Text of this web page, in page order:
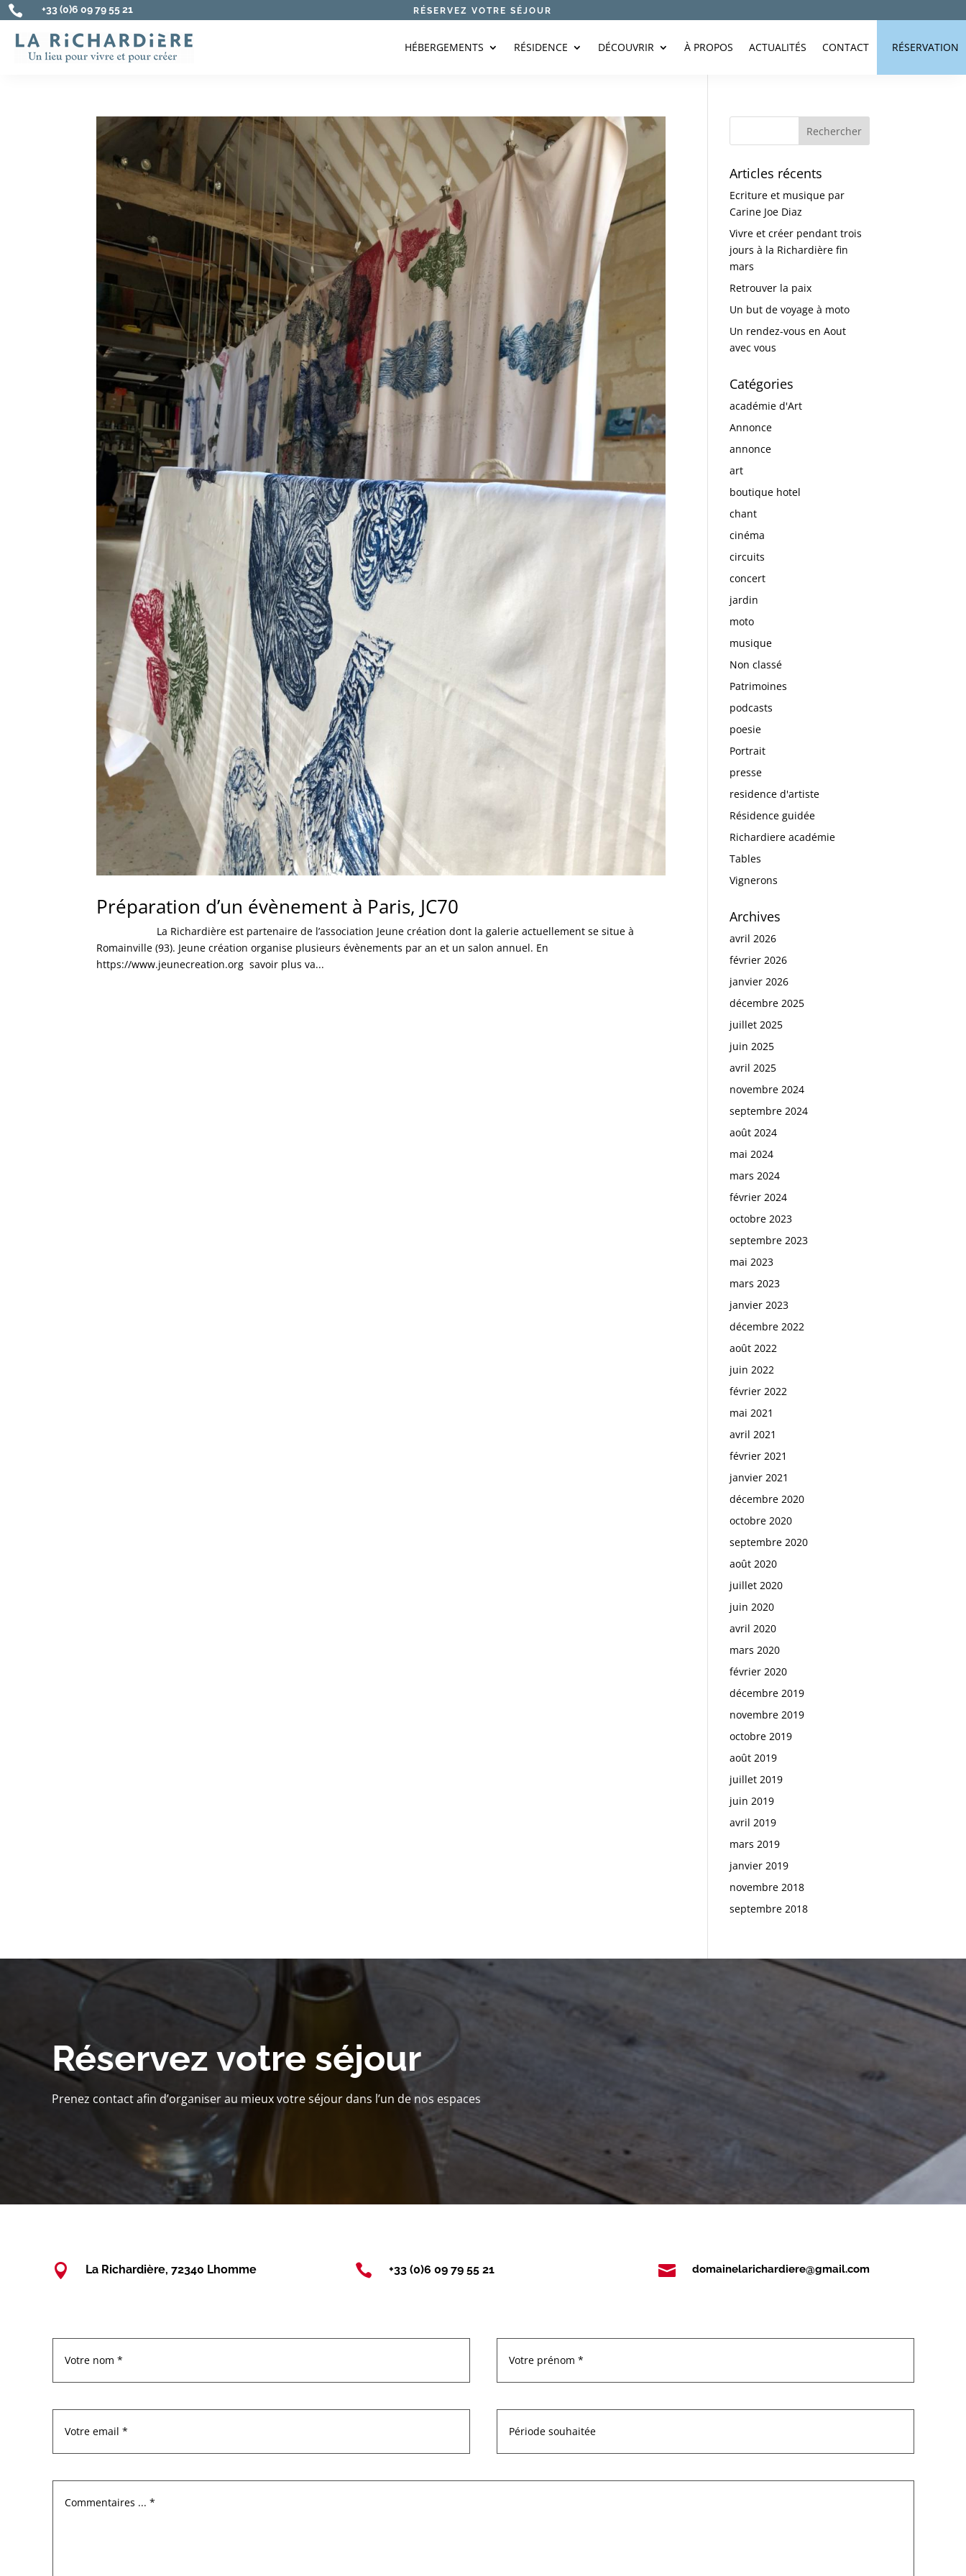
 +33 (0)6 09 79 55 21 RÉSERVEZ VOTRE SÉJOUR
HÉBERGEMENTS RÉSIDENCE DÉCOUVRIR À PROPOS ACTUALITÉS CONTACT RÉSERVATION
Préparation d’un évènement à Paris, JC70
La Richardière est partenaire de l’association Jeune création dont la galerie actuellement se situe à
Romainville (93). Jeune création organise plusieurs évènements par an et un salon annuel. En
https://www.jeunecreation.org savoir plus va...
Articles récents
Ecriture et musique par
Carine Joe Diaz
Vivre et créer pendant trois
jours à la Richardière fin
mars
Retrouver la paix
Un but de voyage à moto
Un rendez-vous en Aout
avec vous
Catégories
académie d'Art
Annonce
annonce
art
boutique hotel
chant
cinéma
circuits
concert
jardin
moto
musique
Non classé
Patrimoines
podcasts
poesie
Portrait
presse
residence d'artiste
Résidence guidée
Richardiere académie
Tables
Vignerons
Archives
avril 2026
février 2026
janvier 2026
décembre 2025
juillet 2025
juin 2025
avril 2025
novembre 2024
septembre 2024
août 2024
mai 2024
mars 2024
février 2024
octobre 2023
septembre 2023
mai 2023
mars 2023
janvier 2023
décembre 2022
août 2022
juin 2022
février 2022
mai 2021
avril 2021
février 2021
janvier 2021
décembre 2020
octobre 2020
septembre 2020
août 2020
juillet 2020
juin 2020
avril 2020
mars 2020
février 2020
décembre 2019
novembre 2019
octobre 2019
août 2019
juillet 2019
juin 2019
avril 2019
mars 2019
janvier 2019
novembre 2018
septembre 2018
Réservez votre séjour
Prenez contact afin d’organiser au mieux votre séjour dans l’un de nos espaces
 La Richardière, 72340 Lhomme  +33 (0)6 09 79 55 21  domainelarichardiere@gmail.com